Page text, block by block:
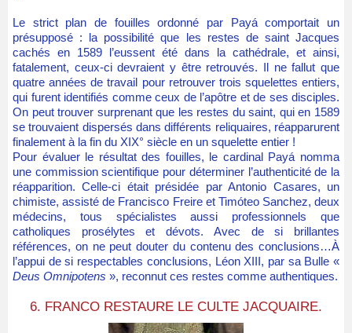
Le strict plan de fouilles ordonné par Payá comportait un
présupposé : la possibilité que les restes de saint Jacques
cachés en 1589 l’eussent été dans la cathédrale, et ainsi,
fatalement, ceux-ci devraient y être retrouvés. Il ne fallut que
quatre années de travail pour retrouver trois squelettes entiers,
qui furent identifiés comme ceux de l’apôtre et de ses disciples.
On peut trouver surprenant que les restes du saint, qui en 1589
se trouvaient dispersés dans différents reliquaires, réapparurent
finalement à la fin du XIX° siècle en un squelette entier !
Pour évaluer le résultat des fouilles, le cardinal Payá nomma
une commission scientifique pour déterminer l’authenticité de la
réapparition. Celle-ci était présidée par Antonio Casares, un
chimiste, assisté de Francisco Freire et Timóteo Sanchez, deux
médecins, tous spécialistes aussi professionnels que
catholiques prosélytes et dévots. Avec de si brillantes
références, on ne peut douter du contenu des conclusions…À
l’appui de si respectables conclusions, Léon XIII, par sa Bulle «
Deus Omnipotens », reconnut ces restes comme authentiques.
6. FRANCO RESTAURE LE CULTE JACQUAIRE.